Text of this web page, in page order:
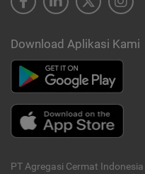
Download Aplikasi Kami
PT Agregasi Cermat Indonesia